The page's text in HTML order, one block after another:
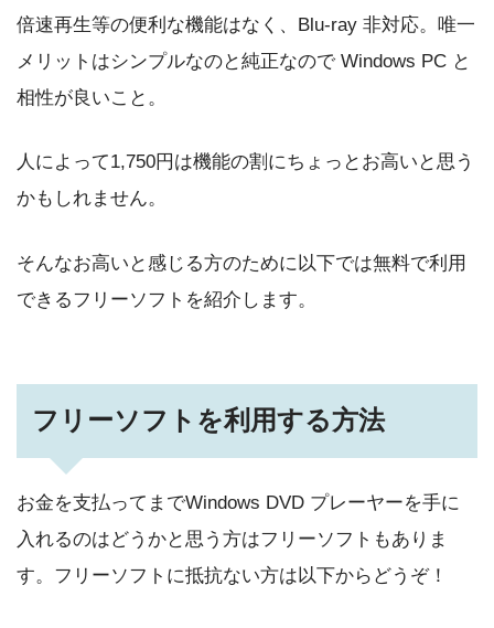
倍速再生等の便利な機能はなく、Blu-ray 非対応。唯一
メリットはシンプルなのと純正なので Windows PC と
相性が良いこと。
人によって1,750円は機能の割にちょっとお高いと思う
かもしれません。
そんなお高いと感じる方のために以下では無料で利用
できるフリーソフトを紹介します。
フリーソフトを利用する方法
お金を支払ってまでWindows DVD プレーヤーを手に
入れるのはどうかと思う方はフリーソフトもありま
す。フリーソフトに抵抗ない方は以下からどうぞ！